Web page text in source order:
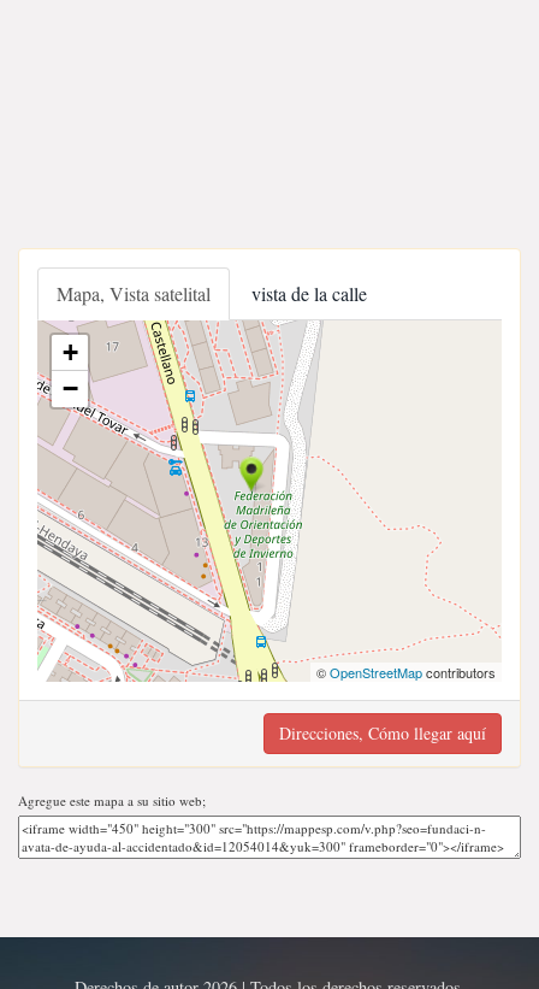
Mapa, Vista satelital vista de la calle
+
−
©OpenStreetMapcontributors
Direcciones, Cómo llegar aquí
Agregue este mapa a su sitio web;